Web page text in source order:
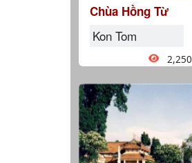
Chùa Hồng Từ
Kon Tom
2,250